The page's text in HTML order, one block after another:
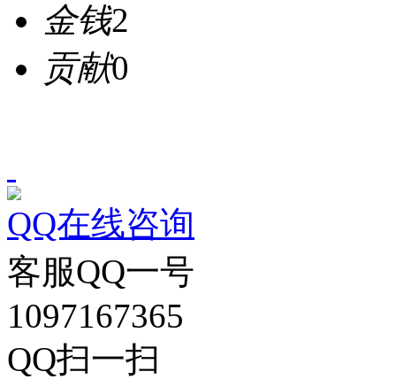
金钱2
贡献0
QQ在线咨询
客服QQ一号
1097167365
QQ扫一扫